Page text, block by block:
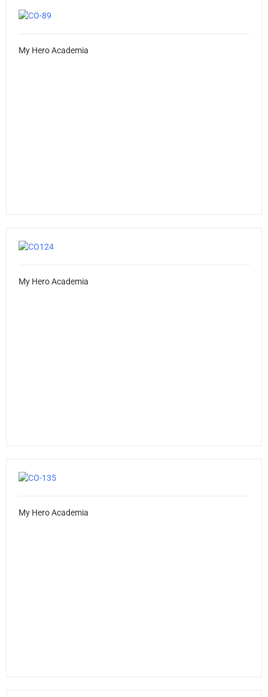
My Hero Academia
My Hero Academia
My Hero Academia